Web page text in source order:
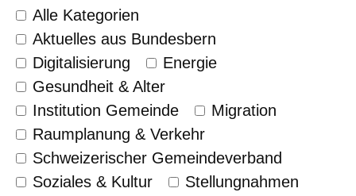
Alle Kategorien
Aktuelles aus Bundesbern
Digitalisierung
Energie
Gesundheit & Alter
Institution Gemeinde
Migration
Raumplanung & Verkehr
Schweizerischer Gemeinde­verband
Soziales & Kultur
Stellungnahmen